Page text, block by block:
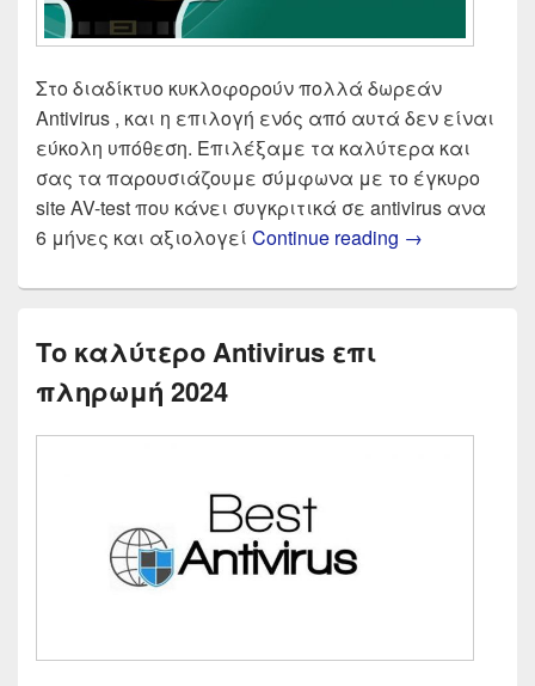
Στο διαδίκτυο κυκλοφορούν πολλά δωρεάν
Antivirus , και η επιλογή ενός από αυτά δεν είναι
εύκολη υπόθεση. Επιλέξαμε τα καλύτερα και
σας τα παρουσιάζουμε σύμφωνα με το έγκυρο
site AV-test που κάνει συγκριτικά σε antivirus ανα
6 μήνες και αξιολογεί Continue reading Δωρεάν
→
Το καλύτερο Antivirus επι
πληρωμή 2024